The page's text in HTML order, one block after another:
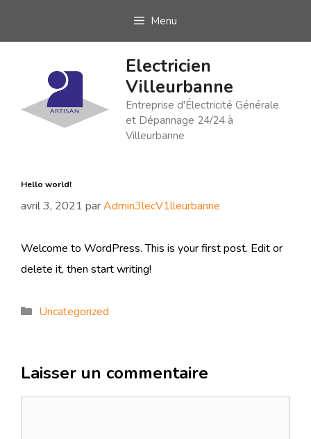
Menu
Electricien
Villeurbanne
Entreprise d'Électricité Générale
et Dépannage 24/24 à
Villeurbanne
Hello world!
avril 3, 2021 parAdmin3lecV1lleurbanne
Welcome to WordPress. This is your first post. Edit or
delete it, then start writing!
Catégories
Uncategorized
Laisser un commentaire